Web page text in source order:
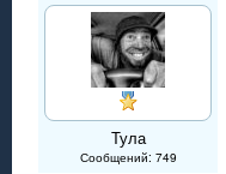
Тула
Сообщений: 749